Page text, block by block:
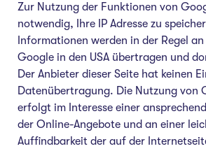
Zur Nutzung der Funktionen von
notwendig, Ihre IP Adresse zu
Informationen werden in der Regel
Google in den USA übertragen und
Der Anbieter dieser Seite hat keinen
Datenübertragung. Die Nutzung von
erfolgt im Interesse einer
der Online-Angebote und an einer
Auffindbarkeit der auf der